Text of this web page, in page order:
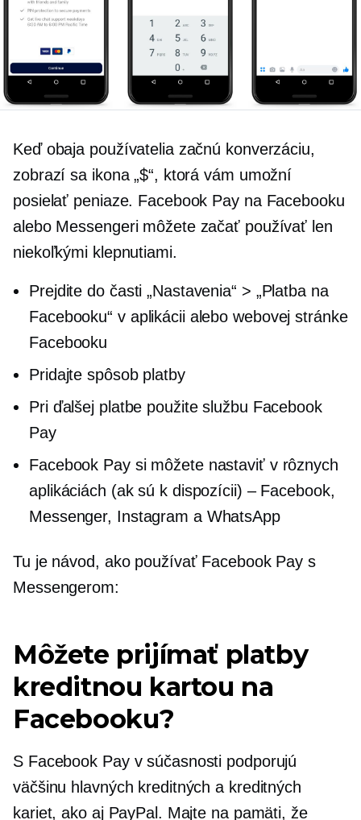
Keď obaja používatelia začnú konverzáciu,
zobrazí sa ikona „$“, ktorá vám umožní
posielať peniaze. Facebook Pay na Facebooku
alebo Messengeri môžete začať používať len
niekoľkými klepnutiami.
Prejdite do časti „Nastavenia“ > „Platba na
Facebooku“ v aplikácii alebo webovej stránke
Facebooku
Pridajte spôsob platby
Pri ďalšej platbe použite službu Facebook
Pay
Facebook Pay si môžete nastaviť v rôznych
aplikáciách (ak sú k dispozícii) – Facebook,
Messenger, Instagram a WhatsApp
Tu je návod, ako používať Facebook Pay s
Messengerom:
Môžete prijímať platby
kreditnou kartou na
Facebooku?
S Facebook Pay v súčasnosti podporujú
väčšinu hlavných kreditných a kreditných
kariet, ako aj PayPal. Majte na pamäti, že